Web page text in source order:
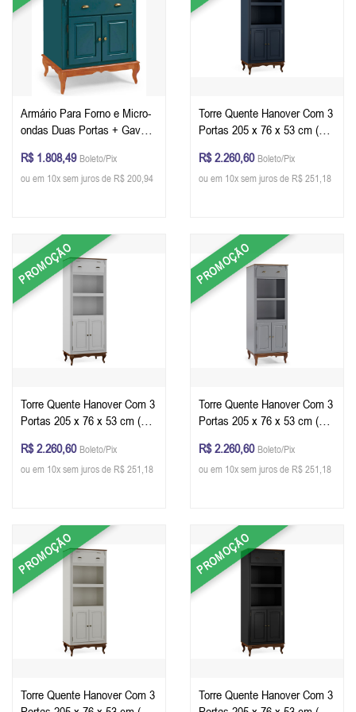
Armário Para Forno e Micro-
ondas Duas Portas + Gaveta
- Cor Verde Musgo - Imbuia
Glazer
R$ 1.808,49 Boleto/Pix
ou em 10x sem juros de R$ 200,94
Torre Quente Hanover Com 3
Portas 205 x 76 x 53 cm (A x
Imbuia Glazer
R$ 2.260,60 Boleto/Pix
ou em 10x sem juros de R$ 251,18
PROMOÇÃO
Torre Quente Hanover Com 3
Portas 205 x 76 x 53 cm (A x
Glazer
R$ 2.260,60 Boleto/Pix
ou em 10x sem juros de R$ 251,18
PROMOÇÃO
Torre Quente Hanover Com 3
Portas 205 x 76 x 53 cm (A x
Imbuia Glazer
R$ 2.260,60 Boleto/Pix
ou em 10x sem juros de R$ 251,18
PROMOÇÃO
Torre Quente Hanover Com 3
PROMOÇÃO
Torre Quente Hanover Com 3